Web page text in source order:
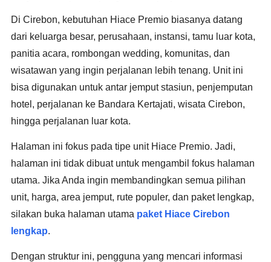
Di Cirebon, kebutuhan Hiace Premio biasanya datang
dari keluarga besar, perusahaan, instansi, tamu luar kota,
panitia acara, rombongan wedding, komunitas, dan
wisatawan yang ingin perjalanan lebih tenang. Unit ini
bisa digunakan untuk antar jemput stasiun, penjemputan
hotel, perjalanan ke Bandara Kertajati, wisata Cirebon,
hingga perjalanan luar kota.
Halaman ini fokus pada tipe unit Hiace Premio. Jadi,
halaman ini tidak dibuat untuk mengambil fokus halaman
utama. Jika Anda ingin membandingkan semua pilihan
unit, harga, area jemput, rute populer, dan paket lengkap,
silakan buka halaman utama paket Hiace Cirebon
lengkap.
Dengan struktur ini, pengguna yang mencari informasi